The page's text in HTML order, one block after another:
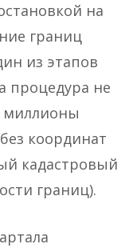
на
границ
из этапов
процедура не
миллионы
координат
кадастровый
границ).